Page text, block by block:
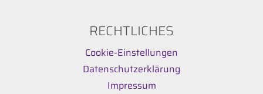
RECHTLICHES
Cookie-Einstellungen
Datenschutzerklärung
Impressum